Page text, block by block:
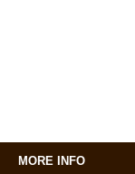
MORE INFO